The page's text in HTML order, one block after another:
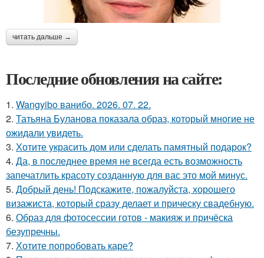
читать дальше →
Последние обновления на сайте:
1. Wangyibo ванибо. 2026. 07. 22.
2. Татьяна Буланова показала образ, который многие не
ожидали увидеть.
3. Хотите украсить дом или сделать памятный подарок?
4. Да, в последнее время не всегда есть возможность
запечатлить красоту созданную для вас это мой минус.
5. Добрый день! Подскажите, пожалуйста, хорошего
визажиста, который сразу делает и прическу свадебную.
6. Образ для фотосессии готов - макияж и причёска
безупречны.
7. Хотите попробовать каре?